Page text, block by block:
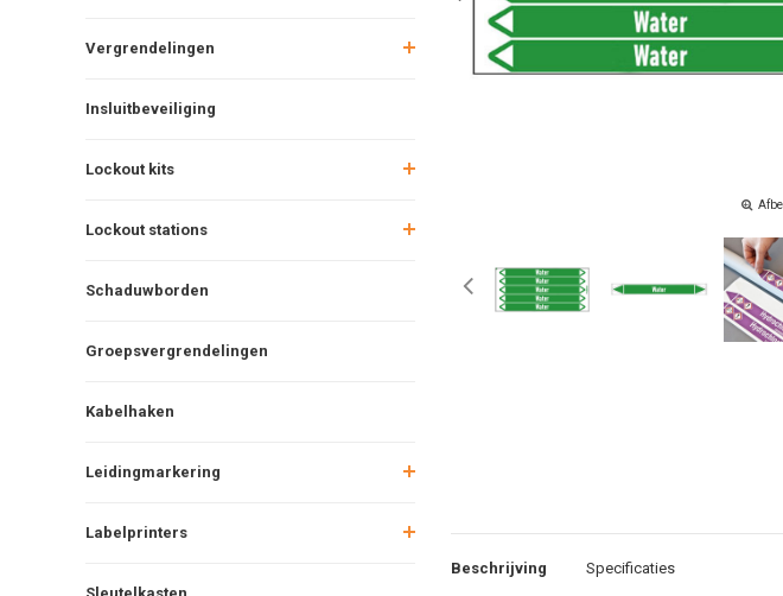
Vergrendelingen
Insluitbeveiliging
Lockout kits
Lockout stations
Schaduwborden
Groepsvergrendelingen
Kabelhaken
Leidingmarkering
Labelprinters
Beschrijving Specificaties